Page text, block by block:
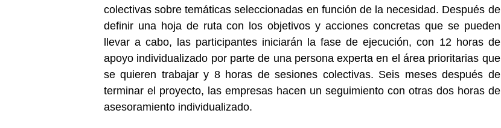
colectivas sobre temáticas seleccionadas en función de la necesidad. Después de
definir una hoja de ruta con los objetivos y acciones concretas que se pueden
llevar a cabo, las participantes iniciarán la fase de ejecución, con 12 horas de
apoyo individualizado por parte de una persona experta en el área prioritarias que
se quieren trabajar y 8 horas de sesiones colectivas. Seis meses después de
terminar el proyecto, las empresas hacen un seguimiento con otras dos horas de
asesoramiento individualizado.